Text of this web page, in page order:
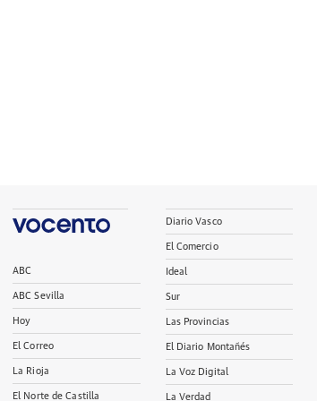
ABC
ABC Sevilla
Hoy
El Correo
La Rioja
El Norte de Castilla
Diario Vasco
El Comercio
Ideal
Sur
Las Provincias
El Diario Montañés
La Voz Digital
La Verdad